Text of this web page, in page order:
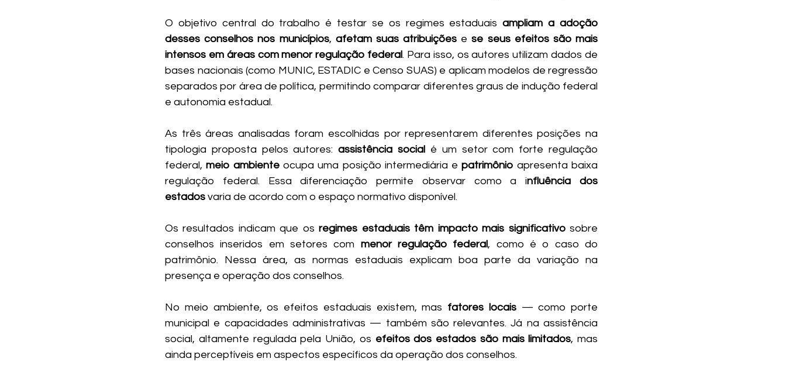
O objetivo central do trabalho é testar se os regimes estaduais ampliam a adoção
desses conselhos nos municípios, afetam suas atribuições e se seus efeitos são mais
intensos em áreas com menor regulação federal. Para isso, os autores utilizam dados de
bases nacionais (como MUNIC, ESTADIC e Censo SUAS) e aplicam modelos de regressão
separados por área de política, permitindo comparar diferentes graus de indução federal
e autonomia estadual.
As três áreas analisadas foram escolhidas por representarem diferentes posições na
tipologia proposta pelos autores: assistência social é um setor com forte regulação
federal, meio ambiente ocupa uma posição intermediária e patrimônio apresenta baixa
regulação federal. Essa diferenciação permite observar como a influência dos
estados varia de acordo com o espaço normativo disponível.
Os resultados indicam que os regimes estaduais têm impacto mais significativo sobre
conselhos inseridos em setores com menor regulação federal, como é o caso do
patrimônio. Nessa área, as normas estaduais explicam boa parte da variação na
presença e operação dos conselhos.
No meio ambiente, os efeitos estaduais existem, mas fatores locais — como porte
municipal e capacidades administrativas — também são relevantes. Já na assistência
social, altamente regulada pela União, os efeitos dos estados são mais limitados, mas
ainda perceptíveis em aspectos específicos da operação dos conselhos.